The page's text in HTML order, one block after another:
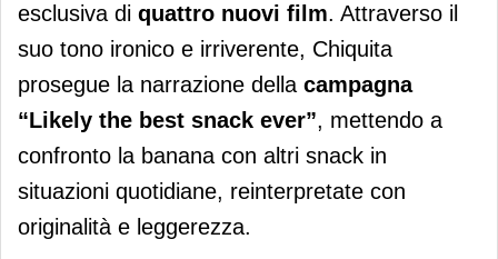
esclusiva di quattro nuovi film. Attraverso il
suo tono ironico e irriverente, Chiquita
prosegue la narrazione della campagna
“Likely the best snack ever”, mettendo a
confronto la banana con altri snack in
situazioni quotidiane, reinterpretate con
originalità e leggerezza.